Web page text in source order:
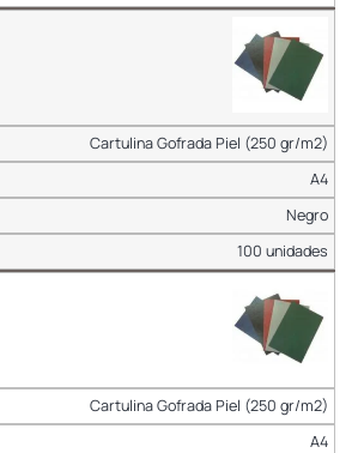
Cartulina Gofrada Piel (250 gr/m2)
A4
Negro
100 unidades
Cartulina Gofrada Piel (250 gr/m2)
A4